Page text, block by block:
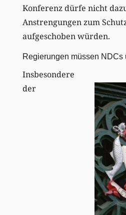
Konferenz dürfe nicht
Anstrengungen zum
aufgeschoben würden.
Regierungen müssen NDCs
Insbesondere
der